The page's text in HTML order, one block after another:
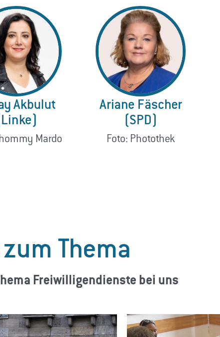
Akbulut
(Linke)
Mardo
Ariane Fäscher
(SPD)
Foto: Photothek
Thema
Freiwilligendienste bei uns